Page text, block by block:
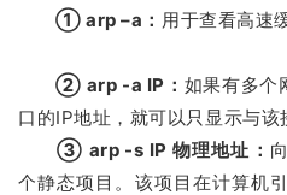
① arp –a： 用于查看高速
② arp -a IP： 如果有多个
口的IP地址，就可以只显示与该
③ arp -s IP 物理地址：
个静态项目。该项目在计算机